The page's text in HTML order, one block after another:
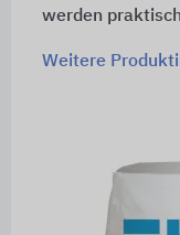
werden
Weitere